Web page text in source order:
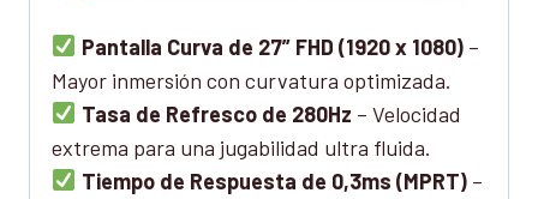
Pantalla Curva de 27” FHD (1920 x 1080)–
Mayor inmersión con curvatura optimizada.
Tasa de Refresco de 280Hz – Velocidad
extrema para una jugabilidad ultra fluida.
Tiempo de Respuesta de 0,3ms (MPRT)–